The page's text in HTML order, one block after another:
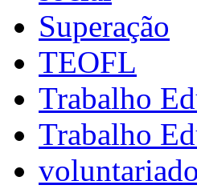
Superação
TEOFL
Trabalho
Trabalho
voluntariado